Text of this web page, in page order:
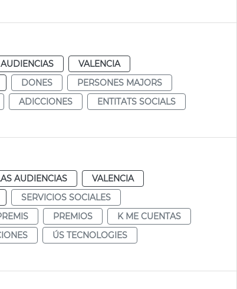
VALENCIA
DONES
PERSONES MAJORS
ADICCIONES
ENTITATS SOCIALS
AUDIENCIAS
VALENCIA
SERVICIOS SOCIALES
PREMIOS
K ME CUENTAS
ÚS TECNOLOGIES